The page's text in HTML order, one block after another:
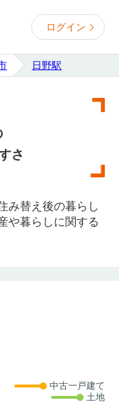
ログイン
日野駅
さ
み替え後の暮らし
や暮らしに関する
中古一戸建て
土地